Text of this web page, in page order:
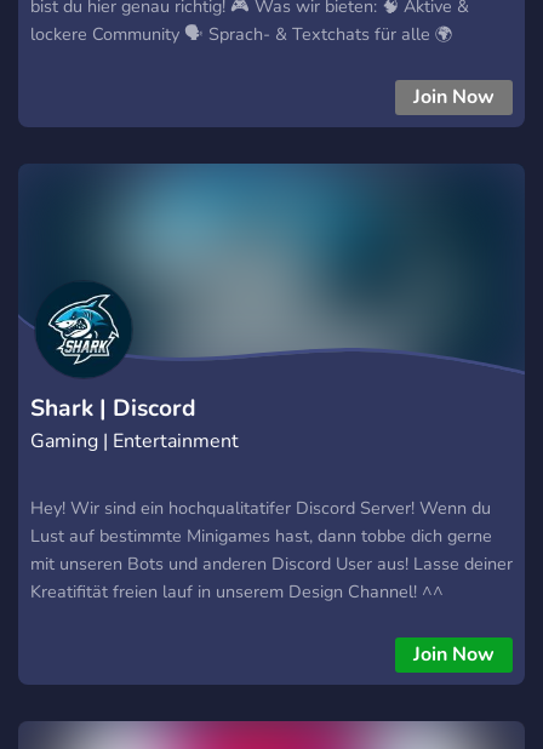
bist du hier genau richtig! 🎮 Was wir bieten: 🧠 Aktive &
lockere Community 🗣️ Sprach- & Textchats für alle 🌍
Giveaways 🌐 Deutschsprachig, aber Support auch auf
Englisch 👾 Ob Zocker, Labertasche oder beides – join jetzt
Join Now
Shark | Discord
Gaming | Entertainment
Hey! Wir sind ein hochqualitatifer Discord Server! Wenn du
Lust auf bestimmte Minigames hast, dann tobbe dich gerne
mit unseren Bots und anderen Discord User aus! Lasse deiner
Kreatifität freien lauf in unserem Design Channel! ^^
namens "ShaarkFN" Du hast Lust ihn kennenzulernen dann
komm auf den Discord! Ob noch Platz ist? Klar ist noch Platz,
Join Now